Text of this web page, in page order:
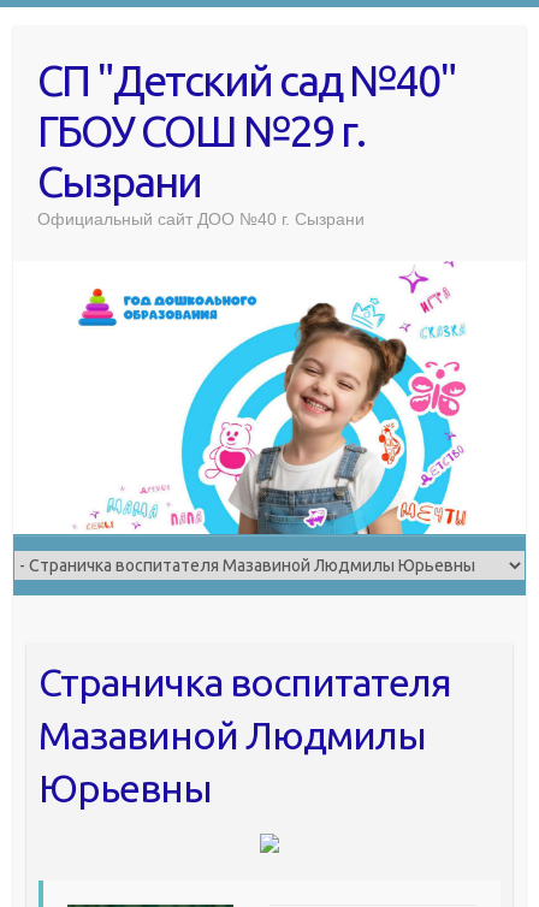
СП "Детский сад №40"
ГБОУ СОШ №29 г.
Сызрани
Официальный сайт ДОО №40 г. Сызрани
Страничка воспитателя
Мазавиной Людмилы
Юрьевны